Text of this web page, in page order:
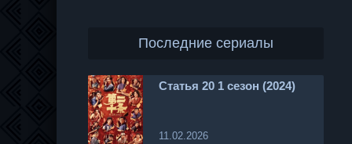
Последние сериалы
Статья 20 1 сезон (2024)
11.02.2026